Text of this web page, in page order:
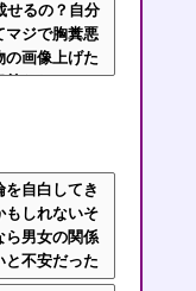
せるの？自分
マジで胸糞悪
の画像上げた
義だわ
自白してき
もしれないそ
ら男女の関係
と不安だった